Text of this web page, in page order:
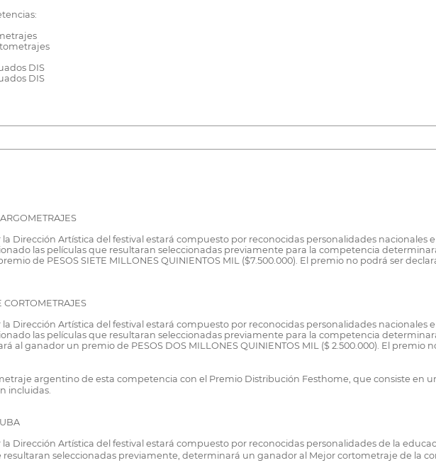
DIS
DIS
Dirección Artística del festival estará compuesto por reconocidas personalidades nacionales
las películas que resultaran seleccionadas previamente para la competencia
de PESOS SIETE MILLONES QUINIENTOS MIL ($7.500.000). El premio no podrá ser
Dirección Artística del festival estará compuesto por reconocidas personalidades nacionales
las películas que resultaran seleccionadas previamente para la competencia
al ganador un premio de PESOS DOS MILLONES QUINIENTOS MIL ($ 2.500.000). El
argentino de esta competencia con el Premio Distribución Festhome, que consiste en
incluidas.
Dirección Artística del festival estará compuesto por reconocidas personalidades de la
resultaran seleccionadas previamente, determinará un ganador al Mejor cortometraje de la